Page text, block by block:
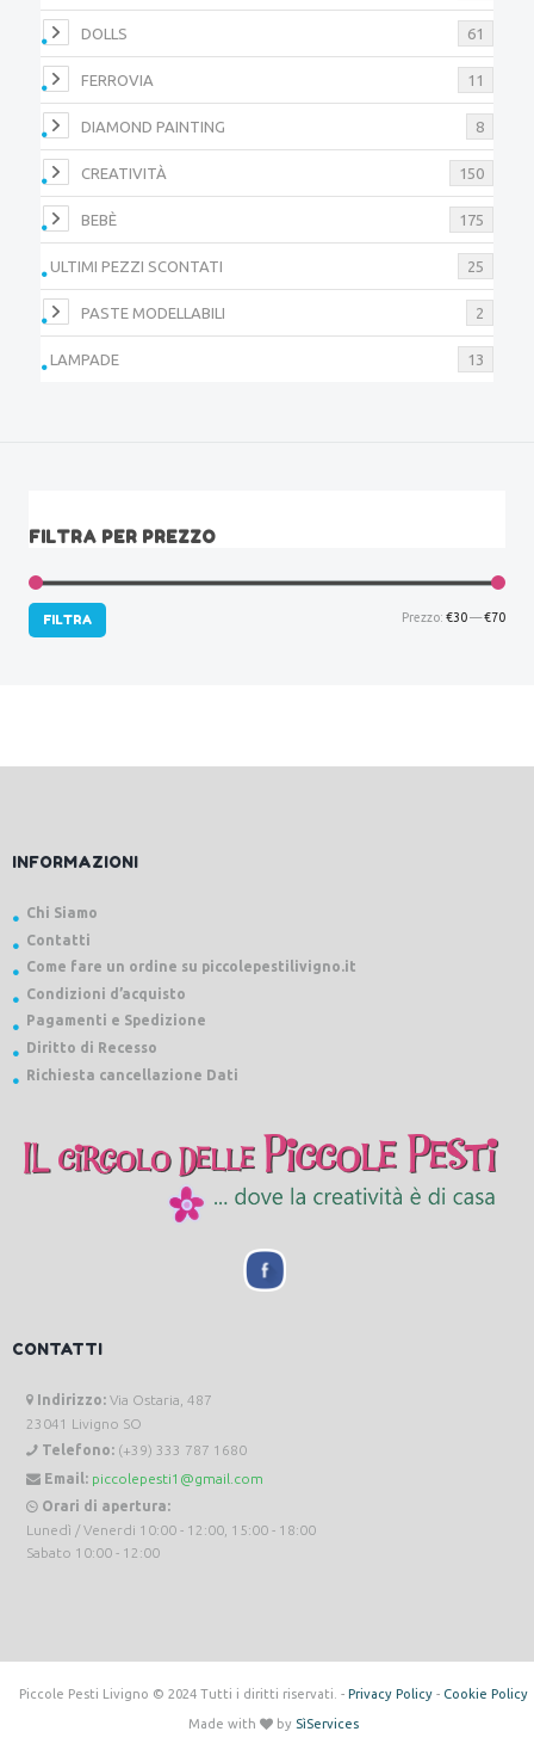
DOLLS 61
FERROVIA 11
DIAMOND PAINTING 8
CREATIVITÀ 150
BEBÈ 175
ULTIMI PEZZI SCONTATI 25
PASTE MODELLABILI 2
LAMPADE 13
FILTRA PER PREZZO
FILTRA Prezzo: €30—€70
INFORMAZIONI
Chi Siamo
Contatti
Come fare un ordine su piccolepestilivigno.it
Condizioni d’acquisto
Pagamenti e Spedizione
Diritto di Recesso
Richiesta cancellazione Dati
CONTATTI
Indirizzo: Via Ostaria, 487
23041 Livigno SO
Telefono: (+39) 333 787 1680
Email: piccolepesti1@gmail.com
Orari di apertura:
Lunedì / Venerdi 10:00 - 12:00, 15:00 - 18:00
Sabato 10:00 - 12:00
Piccole Pesti Livigno © 2024 Tutti i diritti riservati. - Privacy Policy- Cookie Policy
Made with by SìServices